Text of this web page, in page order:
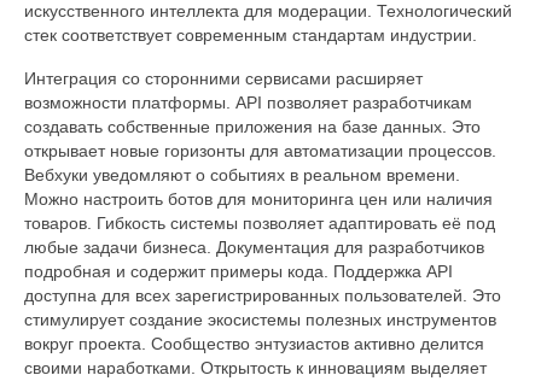
искусственного интеллекта для модерации. Технологический
стек соответствует современным стандартам индустрии.
Интеграция со сторонними сервисами расширяет
возможности платформы. API позволяет разработчикам
создавать собственные приложения на базе данных. Это
открывает новые горизонты для автоматизации процессов.
Вебхуки уведомляют о событиях в реальном времени.
Можно настроить ботов для мониторинга цен или наличия
товаров. Гибкость системы позволяет адаптировать её под
любые задачи бизнеса. Документация для разработчиков
подробная и содержит примеры кода. Поддержка API
доступна для всех зарегистрированных пользователей. Это
стимулирует создание экосистемы полезных инструментов
вокруг проекта. Сообщество энтузиастов активно делится
своими наработками. Открытость к инновациям выделяет